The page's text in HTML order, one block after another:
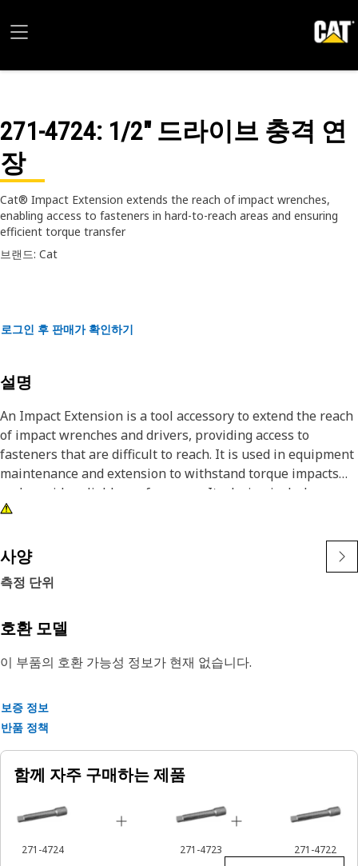
271-4724: 1/2" 드라이브 충격 연
장
Cat® Impact Extension extends the reach of impact wrenches,
enabling access to fasteners in hard-to-reach areas and ensuring
efficient torque transfer
브랜드: Cat
로그인 후 판매가 확인하기
설명
An Impact Extension is a tool accessory to extend the reach
of impact wrenches and drivers, providing access to
fasteners that are difficult to reach. It is used in equipment
maintenance and extension to withstand torque impacts
and provide reliable performance. Its design includes an
accurate interface to ensure a secure fit with impact tools
Attributes:
• Resistant to wear and deformation under high torque
• Features an accurate fit to prevent slippage and damage
• Offers high resistance to impact and shock forces.
Applications:
equipment, particularly when working on fasteners that
사양
측정 단위
호환 모델
이 부품의 호환 가능성 정보가 현재 없습니다.
보증 정보
반품 정책
함께 자주 구매하는 제품
271-4724 271-4723 271-4722